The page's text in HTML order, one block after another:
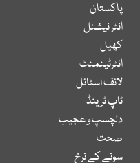
پاکستان
انٹر نیشنل
کھیل
انٹرٹینمنٹ
لائف اسٹائل
ٹاپ ٹرینڈ
دلچسپ و عجیب
صحت
سونے کے نرخ